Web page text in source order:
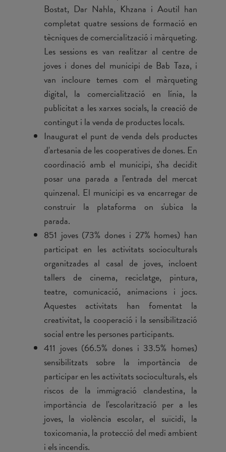
Bostat, Dar Nahla, Khzana i Aoutil han
completat quatre sessions de formació en
tècniques de comercialització i màrqueting.
Les sessions es van realitzar al centre de
joves i dones del municipi de Bab Taza, i
van incloure temes com el màrqueting
digital, la comercialització en línia, la
publicitat a les xarxes socials, la creació de
contingut i la venda de productes locals.
Inaugurat el punt de venda dels productes
d'artesania de les cooperatives de dones. En
coordinació amb el municipi, s'ha decidit
posar una parada a l'entrada del mercat
quinzenal. El municipi es va encarregar de
construir la plataforma on s'ubica la
parada.
851 joves (73% dones i 27% homes) han
participat en les activitats socioculturals
organitzades al casal de joves, incloent
tallers de cinema, reciclatge, pintura,
teatre, comunicació, animacions i jocs.
Aquestes activitats han fomentat la
creativitat, la cooperació i la sensibilització
social entre les persones participants.
411 joves (66.5% dones i 33.5% homes)
sensibilitzats sobre la importància de
participar en les activitats socioculturals, els
riscos de la immigració clandestina, la
importància de l'escolarització per a les
joves, la violència escolar, el suïcidi, la
toxicomania, la protecció del medi ambient
i els incendis.